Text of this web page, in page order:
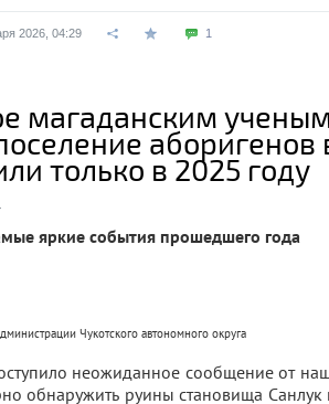
2026, 04:29 1
магаданским
аборигенов
только в 2025 году
яркие события прошедшего года
Чукотского автономного округа
неожиданное сообщение от
обнаружить руины становища